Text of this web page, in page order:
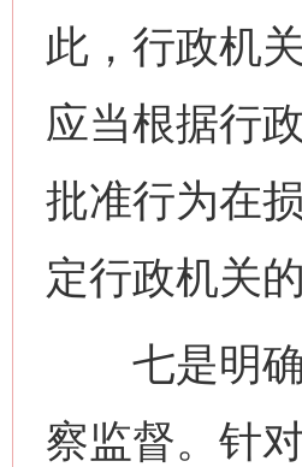
此，行政机
应当根据行
批准行为在
定行政机关
七是明确
察监督。针